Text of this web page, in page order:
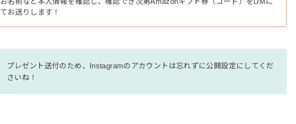
てお送りします！
プレゼント送付のため、Instagramのアカウントは忘れずに公開設定にしてくだ
さいね！